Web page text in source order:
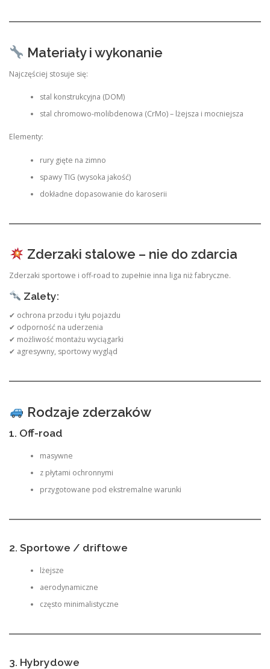
Materiały i wykonanie
Najczęściej stosuje się:
stal konstrukcyjna (DOM)
stal chromowo-molibdenowa (CrMo) – lżejsza i mocniejsza
Elementy:
rury gięte na zimno
spawy TIG (wysoka jakość)
dokładne dopasowanie do karoserii
Zderzaki stalowe – nie do zdarcia
Zderzaki sportowe i off-road to zupełnie inna liga niż fabryczne.
Zalety:
✔ ochrona przodu i tyłu pojazdu
✔ odporność na uderzenia
✔ możliwość montażu wyciągarki
✔ agresywny, sportowy wygląd
Rodzaje zderzaków
1. Off-road
masywne
z płytami ochronnymi
przygotowane pod ekstremalne warunki
2. Sportowe / driftowe
lżejsze
aerodynamiczne
często minimalistyczne
3. Hybrydowe